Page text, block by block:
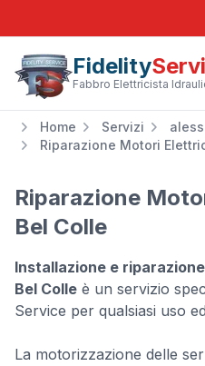
Fidelity
Fabbro Elettricista
Home Servizi
Riparazione Motori
Riparazione
Bel Colle
Installazione e
Bel Colle è un servizio
Service per qualsiasi uso
La motorizzazione delle